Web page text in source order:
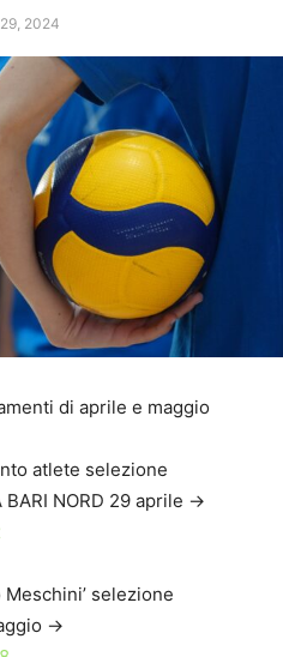
2024
di aprile e maggio
atlete selezione
NORD 29 aprile ->
selezione
->